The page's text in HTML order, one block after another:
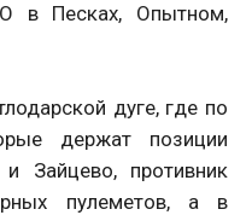
в Песках, Опытном,
дуге, где по
держат позиции
Зайцево, противник
пулеметов, а в